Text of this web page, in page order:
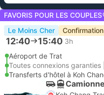
FAVORIS POUR LES COUPLES
Le Moins Cher
12:40 15:40 3h
Aéroport de Trat
Toutes connexions garanties
Transferts d'hôtel à Koh